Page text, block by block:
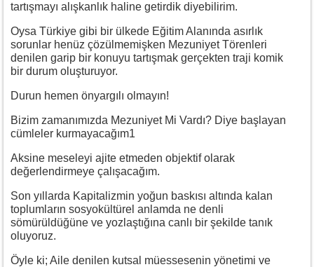
tartışmayı alışkanlık haline getirdik diyebilirim.
Oysa Türkiye gibi bir ülkede Eğitim Alanında asırlık
sorunlar henüz çözülmemişken Mezuniyet Törenleri
denilen garip bir konuyu tartışmak gerçekten traji komik
bir durum oluşturuyor.
Durun hemen önyargılı olmayın!
Bizim zamanımızda Mezuniyet Mi Vardı? Diye başlayan
cümleler kurmayacağım1
Aksine meseleyi ajite etmeden objektif olarak
değerlendirmeye çalışacağım.
Son yıllarda Kapitalizmin yoğun baskısı altında kalan
toplumların sosyokültürel anlamda ne denli
sömürüldüğüne ve yozlaştığına canlı bir şekilde tanık
oluyoruz.
Öyle ki; Aile denilen kutsal müessesenin yönetimi ve